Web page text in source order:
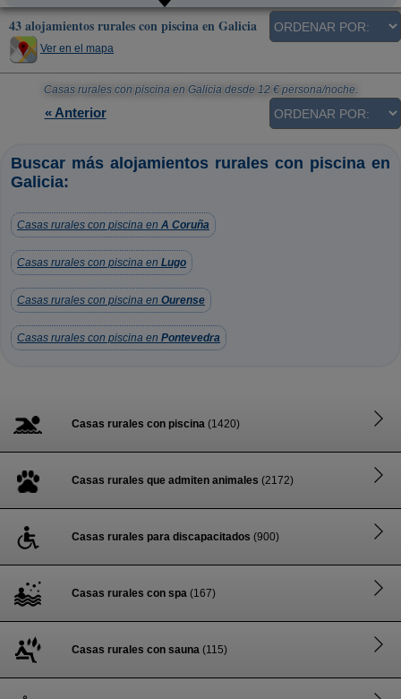
43 alojamientos rurales con piscina en Galicia
Ver en el mapa
Casas rurales con piscina en Galicia desde 12€ persona/noche.
« Anterior
Buscar más alojamientos rurales con piscina en
Galicia:
Casas rurales con piscina en A Coruña
Casas rurales con piscina en Lugo
Casas rurales con piscina en Ourense
Casas rurales con piscina en Pontevedra
Casas rurales con piscina (1420)
Casas rurales que admiten animales (2172)
Casas rurales para discapacitados (900)
Casas rurales con spa (167)
Casas rurales con sauna (115)